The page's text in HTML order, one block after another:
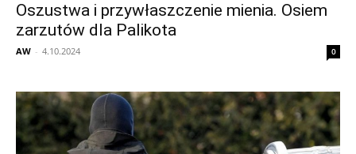
Oszustwa i przywłaszczenie mienia. Osiem
zarzutów dla Palikota
AW - 4.10.2024 0